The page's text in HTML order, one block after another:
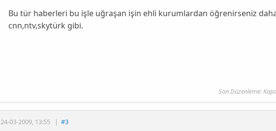
Bu tür haberleri bu işle uğraşan işin ehli kurumlardan öğrenirseniz
cnn,ntv,skytürk gibi.
Son Düzenleme:
24-03-2009, 13:55 | #3